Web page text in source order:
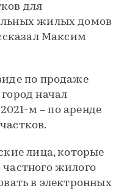
для
жилых домов
Максим
по продаже
начал
м – по аренде
лица, которые
жилого
в электронных